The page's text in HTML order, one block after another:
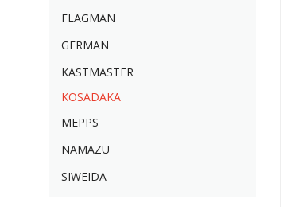
FLAGMAN
GERMAN
KASTMASTER
KOSADAKA
MEPPS
NAMAZU
SIWEIDA